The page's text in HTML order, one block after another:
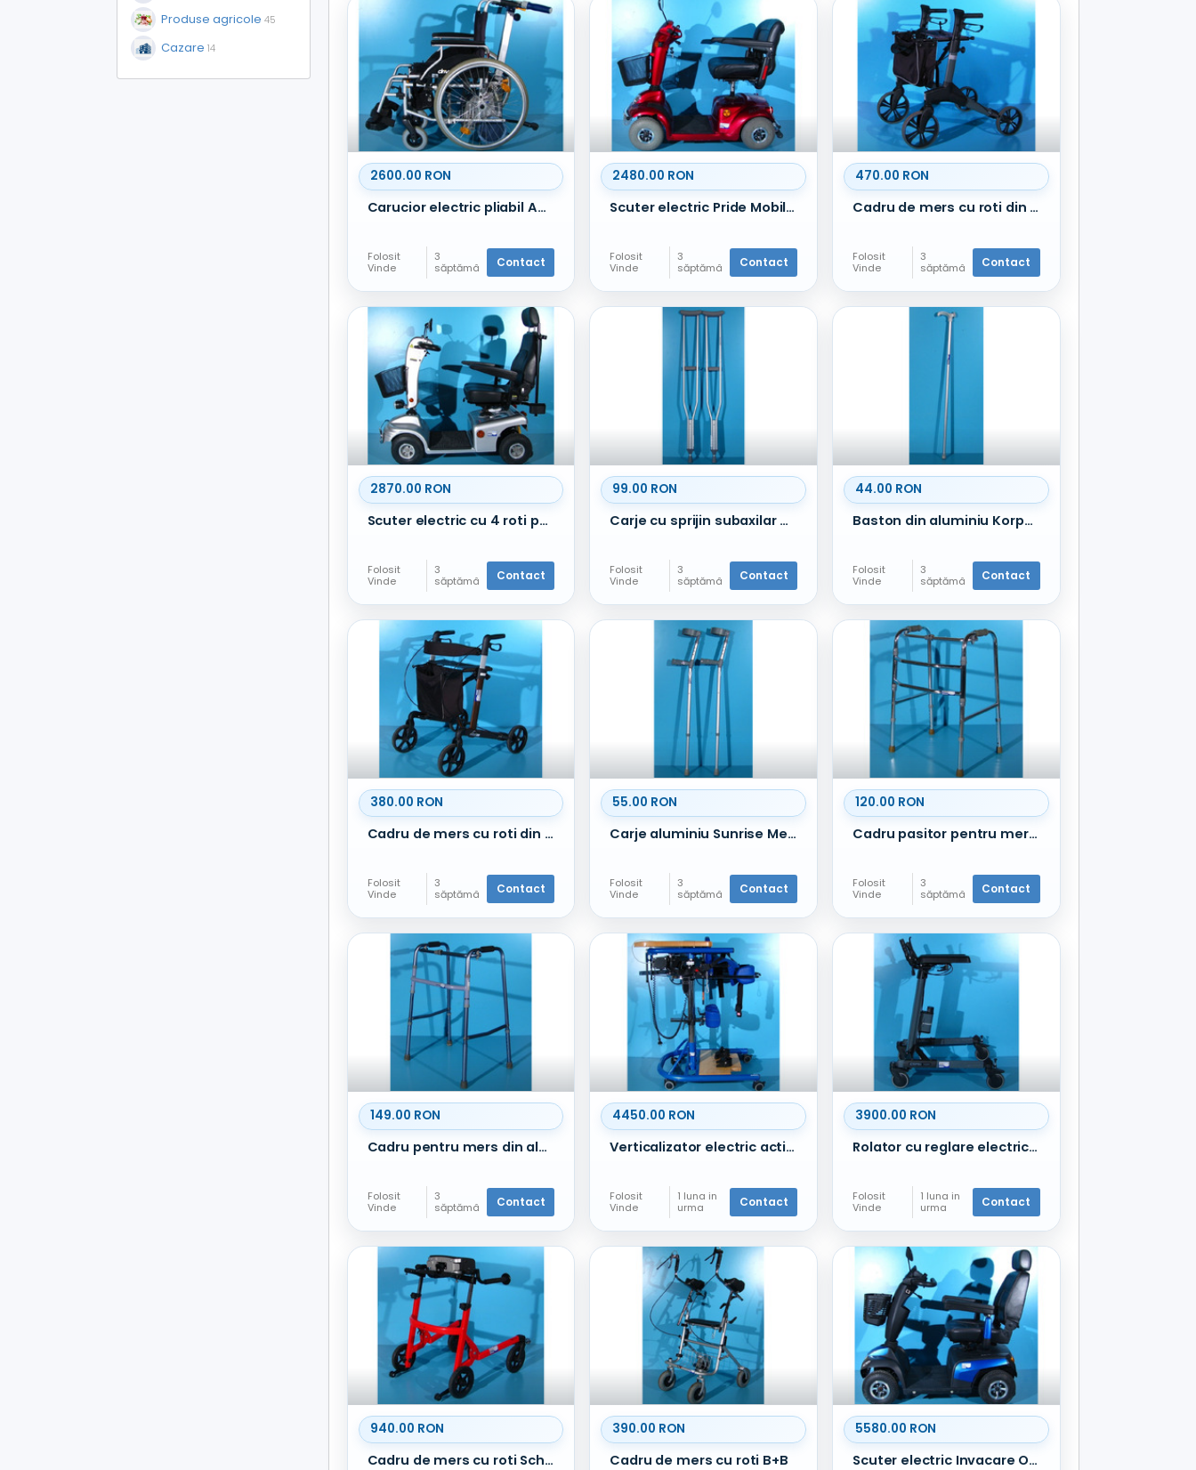
Produse agricole 45
Cazare 14
2600.00 RON
Carucior electric pliabil AAT Movilino / Drive
Folosit
Vinde
3
săptămâ
urmă
Contact
2480.00 RON
Scuter electric Pride Mobilis M54 - 8 km/h
Folosit
Vinde
3
săptămâ
urmă
Contact
470.00 RON
Cadru de mers cu roti din aluminiu Ibesco
Folosit
Vinde
3
săptămâ
urmă
Contact
2870.00 RON
Scuter electric cu 4 roti pentru batrani Shoprider - 6 km/h
Folosit
Vinde
3
săptămâ
urmă
Contact
99.00 RON
Carje cu sprijin subaxilar aluminiu
Folosit
Vinde
3
săptămâ
urmă
Contact
44.00 RON
Baston din aluminiu Korpergewicht
Folosit
Vinde
3
săptămâ
urmă
Contact
380.00 RON
Cadru de mers cu roti din aluminiu -Russka
Folosit
Vinde
3
săptămâ
urmă
Contact
55.00 RON
Carje aluminiu Sunrise Medical / set 2 buc
Folosit
Vinde
3
săptămâ
urmă
Contact
120.00 RON
Cadru pasitor pentru mers din aluminiu
Folosit
Vinde
3
săptămâ
urmă
Contact
149.00 RON
Cadru pentru mers din aluminiu - Invacare
Folosit
Vinde
3
săptămâ
urmă
Contact
4450.00 RON
Verticalizator electric activ -Berollka
Folosit
Vinde
1 luna in
urma
Contact
3900.00 RON
Rolator cu reglare electrica -Topro Taurus
Folosit
Vinde
1 luna in
urma
Contact
940.00 RON
Cadru de mers cu roti Schuchmann Malte
390.00 RON
Cadru de mers cu roti B+B
5580.00 RON
Scuter electric Invacare Orion Metro - 6 km/h